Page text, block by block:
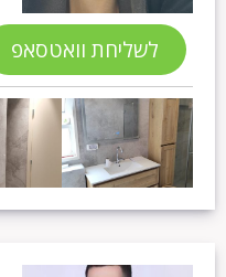
לשליחת וואטסאפ